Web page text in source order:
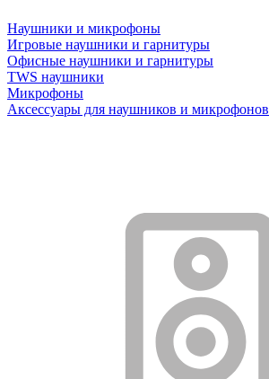
Наушники и микрофоны
Игровые наушники и гарнитуры
Офисные наушники и гарнитуры
TWS наушники
Микрофоны
Аксессуары для наушников и микрофонов